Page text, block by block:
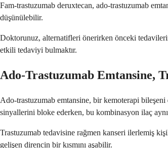
Fam-trastuzumab deruxtecan, ado-trastuzumab
düşünülebilir.
Doktorunuz, alternatifleri önerirken önceki
etkili tedaviyi bulmaktır.
Ado-Trastuzumab Emtansine,
Ado-trastuzumab emtansine, bir kemoterapi
sinyallerini bloke ederken, bu kombinasyon ilaç
Trastuzumab tedavisine rağmen kanseri ilerlemiş
gelişen direncin bir kısmını aşabilir.